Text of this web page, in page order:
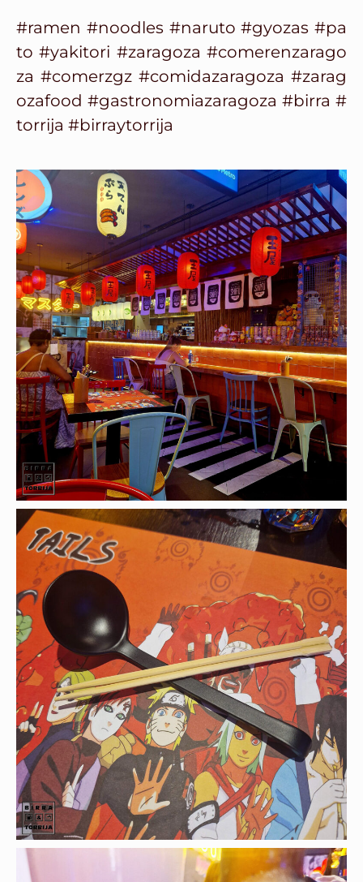
#ramen #noodles #naruto #gyozas #pa
to #yakitori #zaragoza #comerenzarago
za #comerzgz #comidazaragoza #zarag
ozafood #gastronomiazaragoza #birra #
torrija #birraytorrija